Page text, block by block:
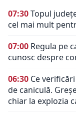
07:30Topul
cel mai mult
07:00 Regula pe
cunosc despre
06:30 Ce
de caniculă.
chiar la explozia